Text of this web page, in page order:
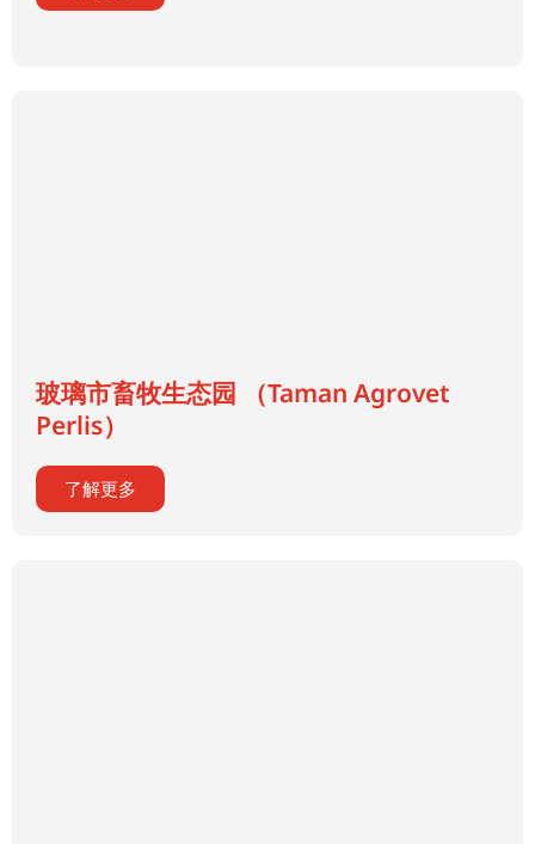
玻璃市畜牧生态园 （Taman Agrovet
Perlis）
了解更多